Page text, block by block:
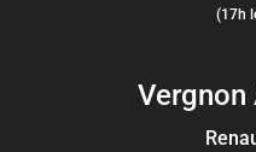
(17h
Vergnon